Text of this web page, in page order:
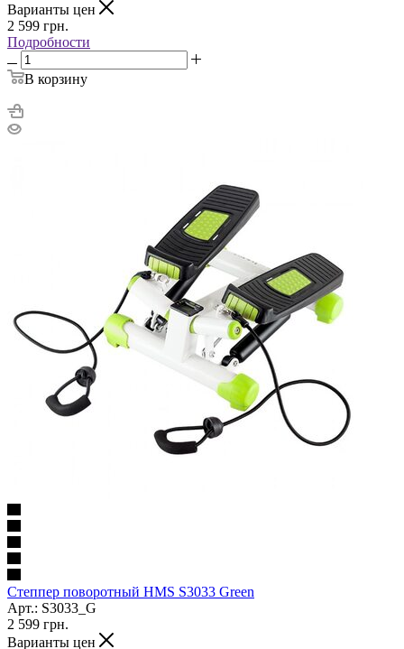
Варианты цен
2 599 грн.
Подробности
В корзину
Степпер поворотный HMS S3033 Green
Арт.: S3033_G
2 599 грн.
Варианты цен